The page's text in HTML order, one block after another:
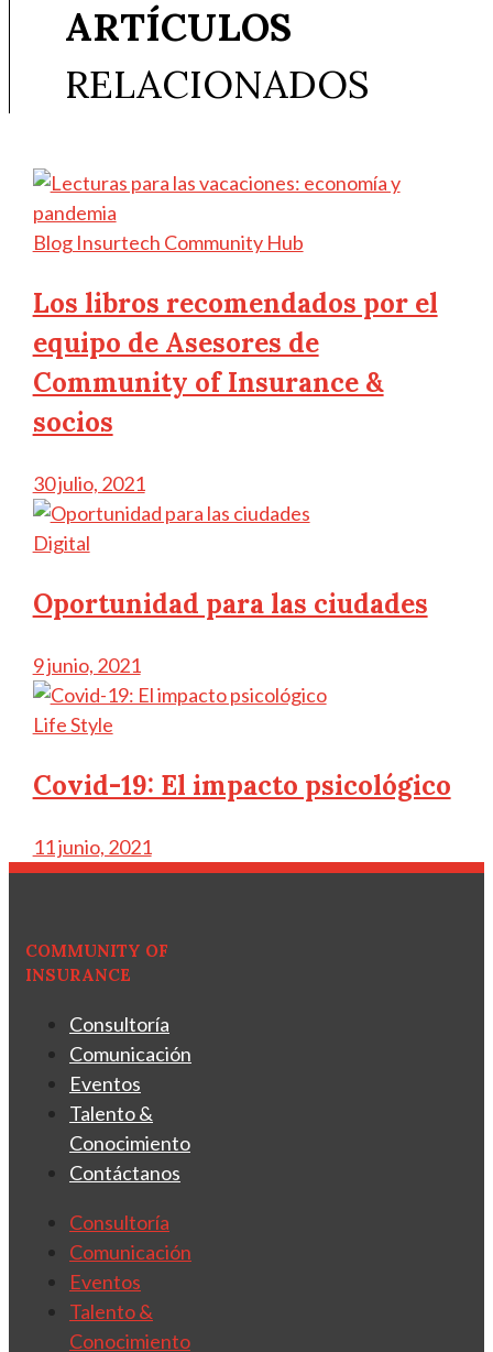
ARTÍCULOS
RELACIONADOS
Blog Insurtech Community Hub
Los libros recomendados por el
equipo de Asesores de
Community of Insurance &
socios
30 julio, 2021
Digital
Oportunidad para las ciudades
9 junio, 2021
Life Style
Covid-19: El impacto psicológico
11 junio, 2021
COMMUNITY OF
INSURANCE
Consultoría
Comunicación
Eventos
Talento &
Conocimiento
Contáctanos
Consultoría
Comunicación
Eventos
Talento &
Conocimiento